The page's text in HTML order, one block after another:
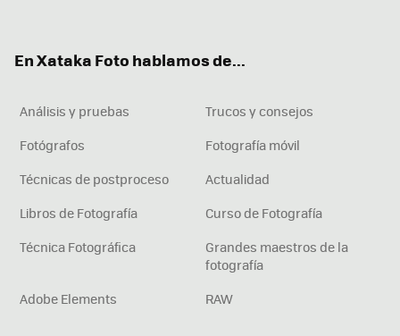
En Xataka Foto hablamos de...
Análisis y pruebas
Trucos y consejos
Fotógrafos
Fotografía móvil
Técnicas de postproceso
Actualidad
Libros de Fotografía
Curso de Fotografía
Técnica Fotográfica
Grandes maestros de la
fotografía
Adobe Elements
RAW